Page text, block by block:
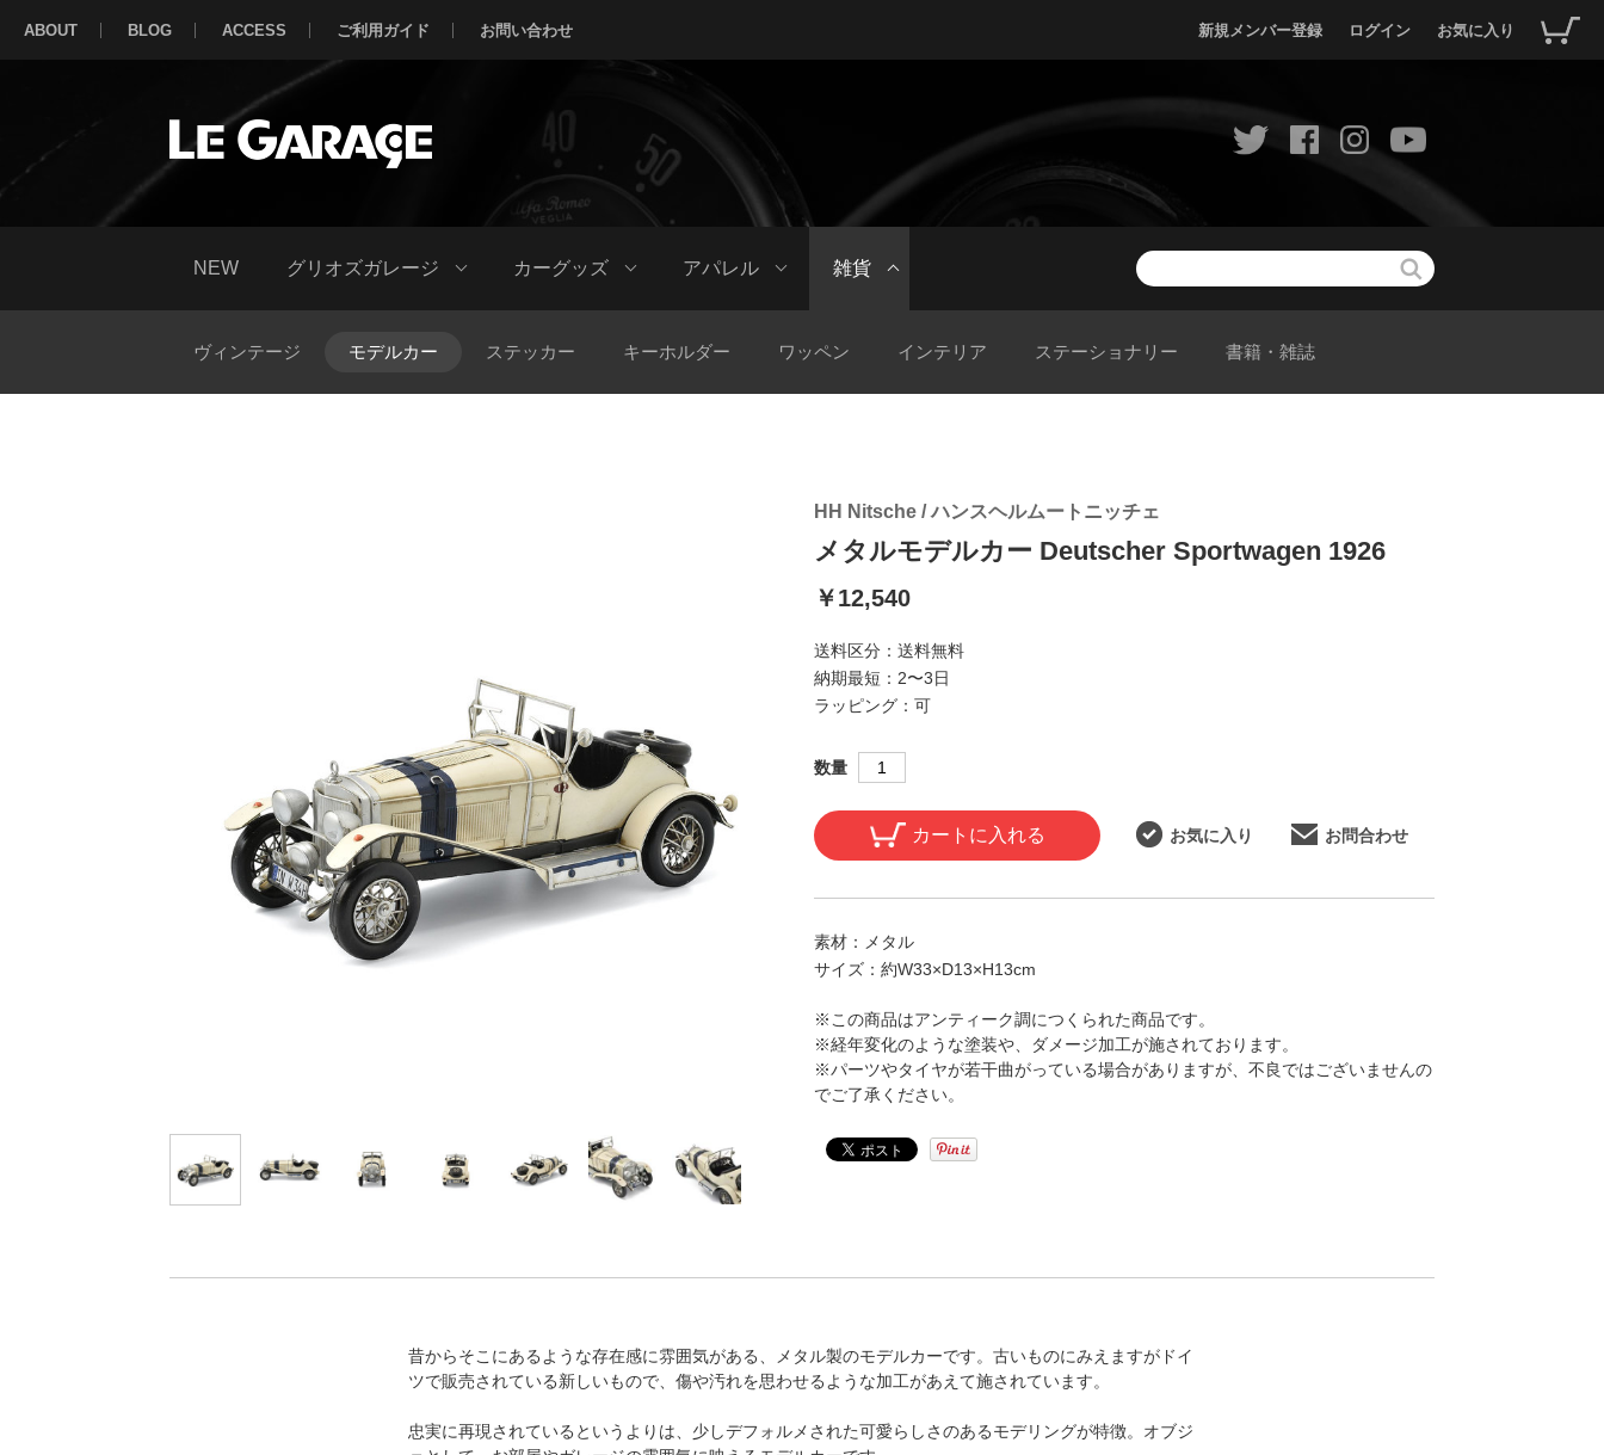
新規メンバー登録 ログイン お気に入り
ABOUT BLOG ACCESS ご利用ガイド お問い合わせ
NEW グリオズガレージ カーグッズ アパレル 雑貨
ヴィンテージ モデルカー ステッカー キーホルダー ワッペン インテリア ステーショナリー 書籍・雑誌
HH Nitsche / ハンスヘルムートニッチェ
メタルモデルカー Deutscher Sportwagen 1926
￥12,540
送料区分： 送料無料
納期最短： 2〜3日
ラッピング： 可
数量
カートに入れる お気に入り お問合わせ
素材：
メタル
サイズ： 約W33×D13×H13cm
※この商品はアンティーク調につくられた商品です。
※経年変化のような塗装や、ダメージ加工が施されております。
※パーツやタイヤが若干曲がっている場合がありますが、不良ではございませんの
でご了承ください。
昔からそこにあるような存在感に雰囲気がある、メタル製のモデルカーです。古いものにみえますがドイ
ツで販売されている新しいもので、傷や汚れを思わせるような加工があえて施されています。
忠実に再現されているというよりは、少しデフォルメされた可愛らしさのあるモデリングが特徴。オブジ